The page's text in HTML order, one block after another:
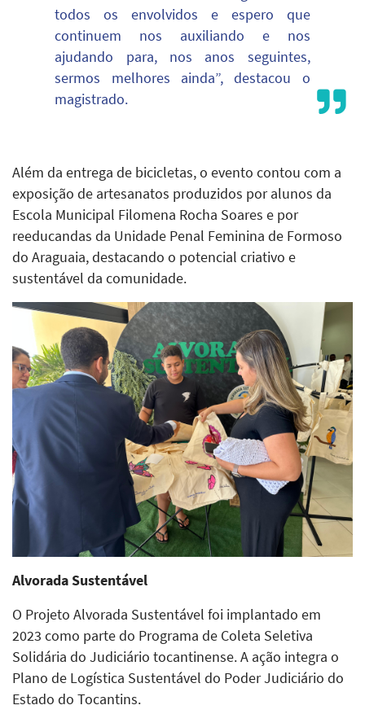
todos os envolvidos e espero que
continuem nos auxiliando e nos
ajudando para, nos anos seguintes,
sermos melhores ainda”, destacou o
magistrado.
Além da entrega de bicicletas, o evento contou com a
exposição de artesanatos produzidos por alunos da
Escola Municipal Filomena Rocha Soares e por
reeducandas da Unidade Penal Feminina de Formoso
do Araguaia, destacando o potencial criativo e
sustentável da comunidade.
Alvorada Sustentável
O Projeto Alvorada Sustentável foi implantado em
2023 como parte do Programa de Coleta Seletiva
Solidária do Judiciário tocantinense. A ação integra o
Plano de Logística Sustentável do Poder Judiciário do
Estado do Tocantins.